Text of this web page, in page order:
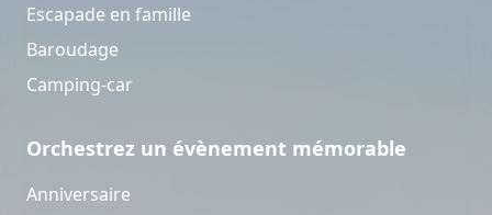
Escapade en famille
Baroudage
Camping-car
Orchestrez un évènement mémorable
Anniversaire